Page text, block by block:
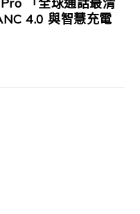
4.0 與智慧充電